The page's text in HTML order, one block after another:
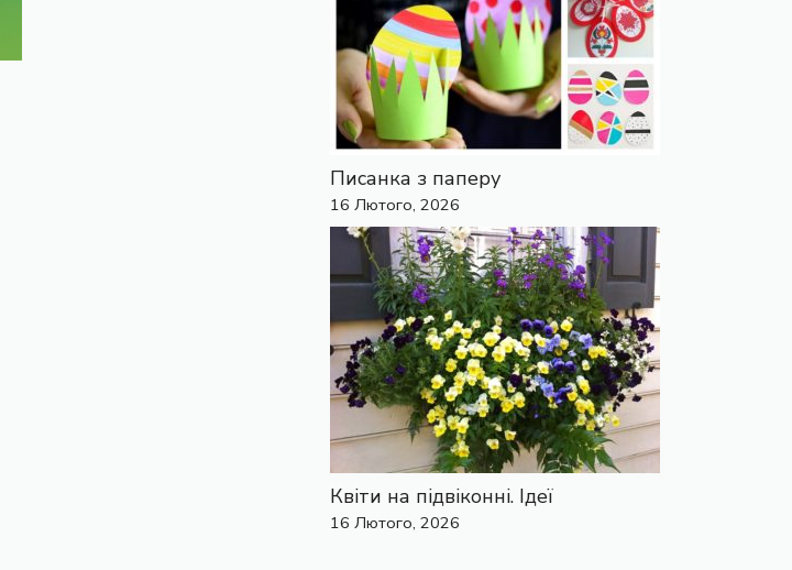
Писанка з паперу
16 Лютого, 2026
Квіти на підвіконні. Ідеї
16 Лютого, 2026